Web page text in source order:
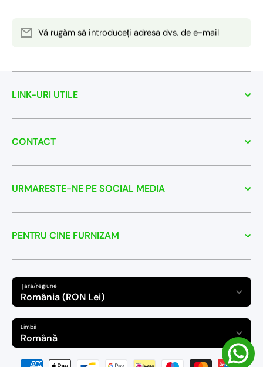
Vă rugăm să introduceți adresa dvs. de e-mail
LINK-URI UTILE
CONTACT
URMARESTE-NE PE SOCIAL MEDIA
PENTRU CINE FURNIZAM
Țara/regiune
România (RON Lei)
Limbă
Română
Modalitati de plata